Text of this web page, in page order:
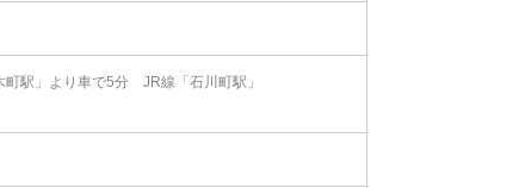
駅」より車で5分 JR線「石川町駅」